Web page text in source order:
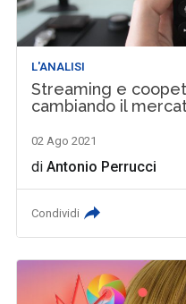
L'ANALISI
Streaming e
cambiando il
02 Ago 2021
diAntonio Perrucci
Condividi